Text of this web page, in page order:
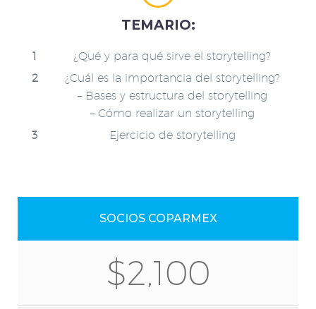
TEMARIO:
¿Qué y para qué sirve el storytelling?
¿Cuál es la importancia del storytelling?
– Bases y estructura del storytelling
– Cómo realizar un storytelling
Ejercicio de storytelling
SOCIOS COPARMEX
$2,100